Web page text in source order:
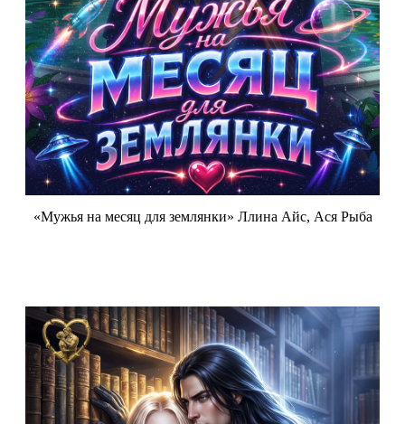
«Мужья на месяц для землянки» Ллина Айс, Ася Рыба